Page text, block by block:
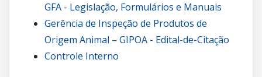
GFA - Legislação, Formulários e Manuais
Gerência de Inspeção de Produtos de
Origem Animal – GIPOA - Edital-de-Citação
Controle Interno